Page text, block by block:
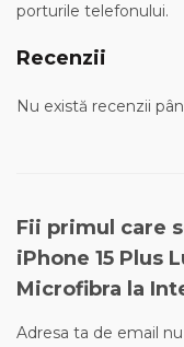
porturile telefonului.
Recenzii
Nu există recenzii
Fii primul care
iPhone 15 Plus
Microfibra la
Adresa ta de email